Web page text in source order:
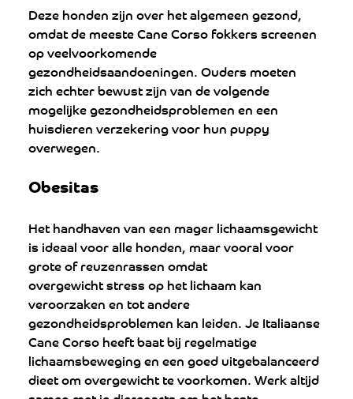
Deze honden zijn over het algemeen gezond,
omdat de meeste Cane Corso fokkers screenen
op veelvoorkomende
gezondheidsaandoeningen. Ouders moeten
zich echter bewust zijn van de volgende
mogelijke gezondheidsproblemen en een
huisdieren verzekering voor hun puppy
overwegen.
Obesitas
Het handhaven van een mager lichaamsgewicht
is ideaal voor alle honden, maar vooral voor
grote of reuzenrassen omdat
overgewicht stress op het lichaam kan
veroorzaken en tot andere
gezondheidsproblemen kan leiden. Je Italiaanse
Cane Corso heeft baat bij regelmatige
lichaamsbeweging en een goed uitgebalanceerd
dieet om overgewicht te voorkomen. Werk altijd